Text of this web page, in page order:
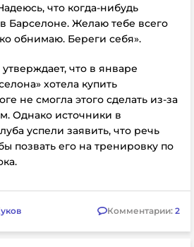
что когда-нибудь
Барселоне. Желаю тебе всего
обнимаю. Береги себя».
что в январе
хотела купить
не смогла этого сделать из-за
Однако источники в
успели заявить, что речь
позвать его на тренировку по
Комментарии: 2